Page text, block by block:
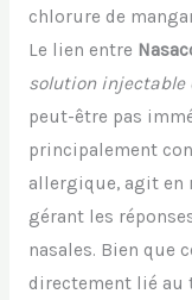
chlorure de
Le lien entre
solution injectable
peut-être pas
principalement
allergique, agit en
gérant les
nasales. Bien que
directement lié au